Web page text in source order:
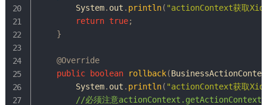
System. out . println( "actionContext获取Xid
return true;
}
@Override
public
boolean rollback(
System. out . println( "actionContext获取
//必须注意actionContext.getActionContext返